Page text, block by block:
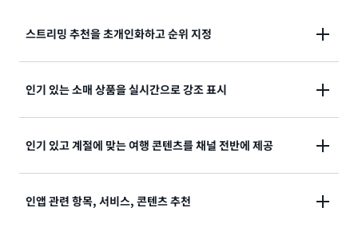
형 추천 및 정교한 경험을 제공하여 시장 동향을 파악하
수 있도록 지원할 수 습니다.
스트리밍 추천을 초개인화하고 순위 지정
고객이 시청할 가능성이 가장 높은 항목에 맞게 영화,
인기 있는 소매 상품을 실시간으로 강조 표시
비슷한 쇼핑객에게 인기 급상승 소매 제품을 추천합니
인기 있고 계절에 맞는 여행 콘텐츠를 채널 전반에 제공
호텔 및 항공편 추천 순위를 매겨 인기 상품, 계절 상품,
인앱 관련 항목, 서비스, 콘텐츠 추천